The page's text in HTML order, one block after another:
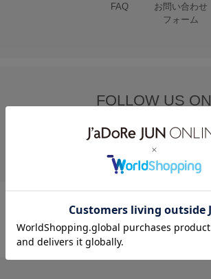
FAQ
お問い合わせ
フォーム
FOLLOW US ON